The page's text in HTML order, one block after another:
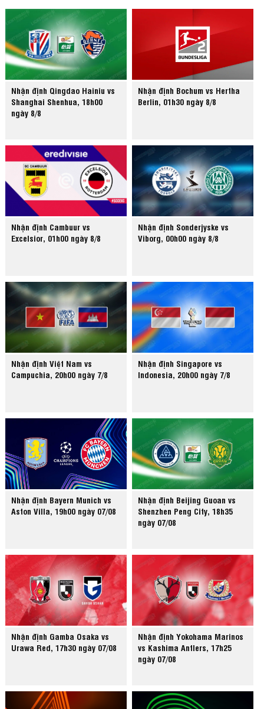
Nhận định Qingdao Hainiu vs
Shanghai Shenhua, 18h00
ngày 8/8
Nhận định Bochum vs Hertha
Berlin, 01h30 ngày 8/8
Nhận định Cambuur vs
Excelsior, 01h00 ngày 8/8
Nhận định Sonderjyske vs
Viborg, 00h00 ngày 8/8
Nhận định Việt Nam vs
Campuchia, 20h00 ngày 7/8
Nhận định Singapore vs
Indonesia, 20h00 ngày 7/8
Nhận định Bayern Munich vs
Aston Villa, 19h00 ngày 07/08
Nhận định Beijing Guoan vs
Shenzhen Peng City, 18h35
ngày 07/08
Nhận định Gamba Osaka vs
Urawa Red, 17h30 ngày 07/08
Nhận định Yokohama Marinos
vs Kashima Antlers, 17h25
ngày 07/08